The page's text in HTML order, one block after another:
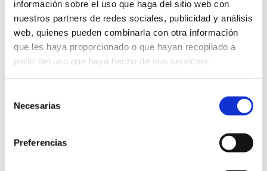
información sobre el uso que haga del sitio web con
nuestros partners de redes sociales, publicidad y análisis
web, quienes pueden combinarla con otra información
que les haya proporcionado o que hayan recopilado a
partir del uso que haya hecho de sus servicios.
Necesarias
Preferencias
TIERRA Y MAR